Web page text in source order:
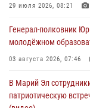
празднования Дня
Раимкуля
03 августа 2026, 06:52
Центральная
образования 2 августа
29 июля 2026, 08:21
Генерал-полковник
молодёжном
03 августа 2026, 07:46
В Марий Эл
патриотическую